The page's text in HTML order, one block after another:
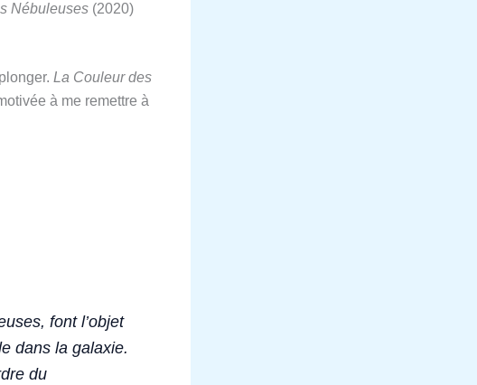
Nébuleuses (2020)
La Couleur des
à me remettre à
font l’objet
dans la galaxie.
du